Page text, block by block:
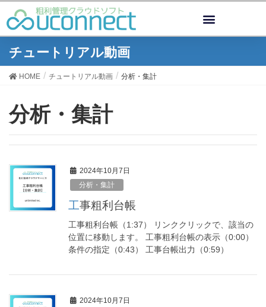
チュートリアル動画
HOME チュートリアル動画 分析・集計
分析・集計
2024年10月7日
分析・集計
工事粗利台帳
工事粗利台帳（1:37） リンククリックで、該当の
位置に移動します。 工事粗利台帳の表示（0:00）
条件の指定（0:43） 工事台帳出力（0:59）
2024年10月7日